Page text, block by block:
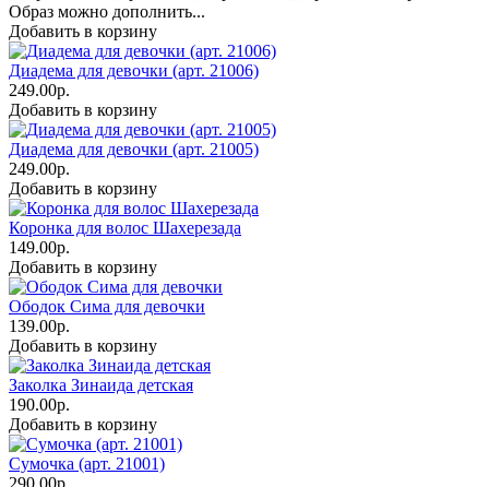
Образ можно дополнить...
Добавить в корзину
Диадема для девочки (арт. 21006)
249.00р.
Добавить в корзину
Диадема для девочки (арт. 21005)
249.00р.
Добавить в корзину
Коронка для волос Шахерезада
149.00р.
Добавить в корзину
Ободок Сима для девочки
139.00р.
Добавить в корзину
Заколка Зинаида детская
190.00р.
Добавить в корзину
Сумочка (арт. 21001)
290.00р.